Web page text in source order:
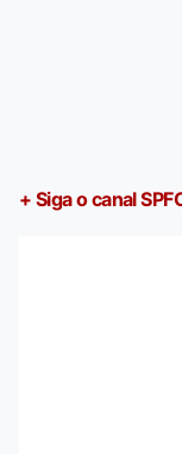
+ Siga o canal